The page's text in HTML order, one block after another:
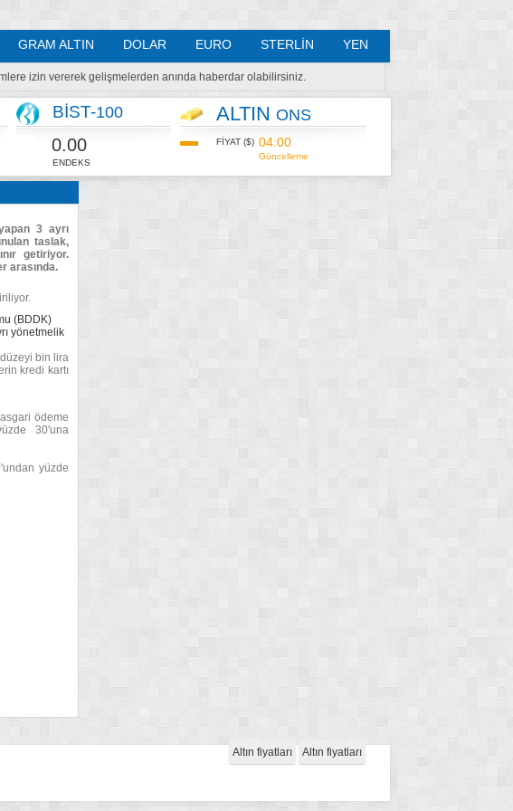
GRAM ALTIN DOLAR EURO STERLİN YEN
izin vererek gelişmelerden anında haberdar olabilirsiniz.
BİST-100
0.00
ENDEKS
ALTIN ONS
FİYAT ($) 04:00
Güncelleme
3 ayrı
taslak,
getiriyor.
arasında.
(BDDK)
yönetmelik
bin lira
kredi kartı
ödeme
30'una
yüzde
Altın fiyatları Altın fiyatları